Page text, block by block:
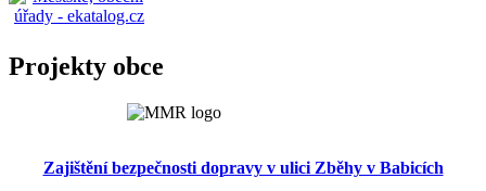
Projekty obce
Zajištění bezpečnosti dopravy v ulici Zběhy v Babicích